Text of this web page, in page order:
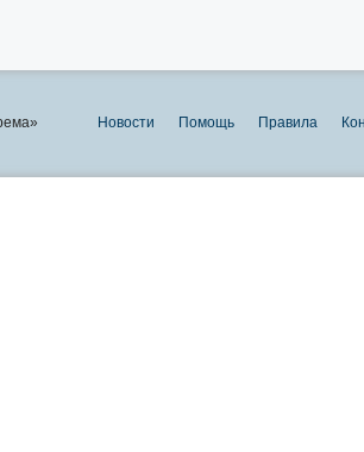
Новости Помощь Правила